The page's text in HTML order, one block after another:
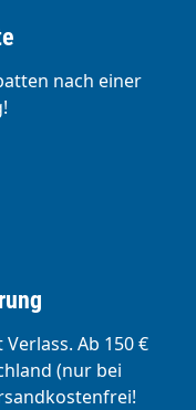
nach einer
Ab 150 €
(nur bei